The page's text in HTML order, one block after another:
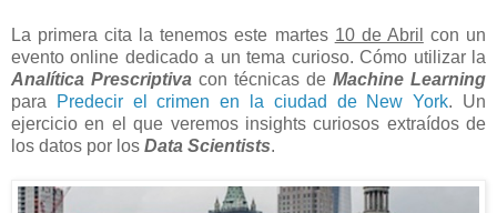
La primera cita la tenemos este martes 10 de Abril
con un
evento online dedicado a un tema curioso. Cómo utilizar la
Analítica Prescriptiva con técnicas de Machine Learning
para
Predecir el crimen en la ciudad de New York. Un
ejercicio en el que veremos insights curiosos extraídos de
los datos por los Data Scientists.